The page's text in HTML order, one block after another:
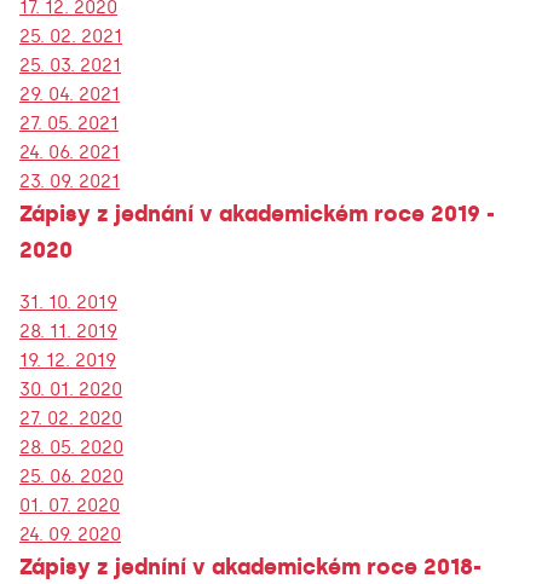
17. 12. 2020
25. 02. 2021
25. 03. 2021
29. 04. 2021
27. 05. 2021
24. 06. 2021
23. 09. 2021
Zápisy z jednání v akademickém roce 2019 -
2020
31. 10. 2019
28. 11. 2019
19. 12. 2019
30. 01. 2020
27. 02. 2020
28. 05. 2020
25. 06. 2020
01. 07. 2020
24. 09. 2020
Zápisy z jedníní v akademickém roce 2018-